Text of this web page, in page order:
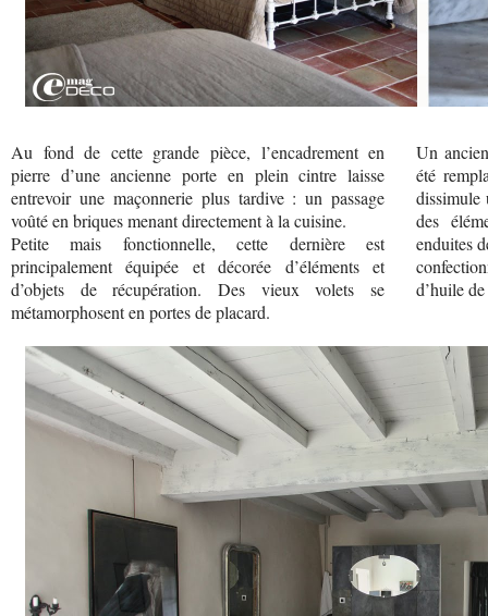
Au fond de cette grande pièce, l’encadrement en
pierre d’une ancienne porte en plein cintre laisse
entrevoir une maçonnerie plus tardive : un passage
voûté en briques menant directement à la cuisine.
Petite mais fonctionnelle, cette dernière est
principalement équipée et décorée d’éléments et
d’objets de récupération. Des vieux volets se
métamorphosent en portes de placard.
Un
été
dissimule
des
enduites
d’huile